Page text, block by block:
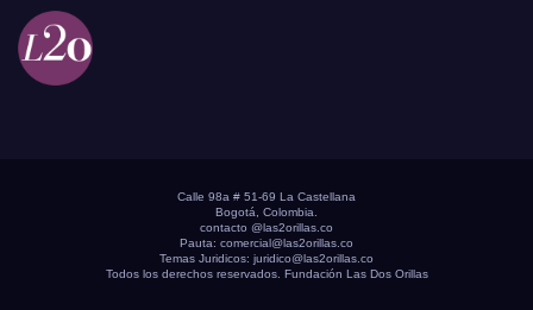
Calle 98a # 51-69 La Castellana
Bogotá, Colombia.
contacto @las2orillas.co
Pauta: comercial@las2orillas.co
Temas Juridicos: juridico@las2orillas.co
Todos los derechos reservados. Fundación Las Dos Orillas